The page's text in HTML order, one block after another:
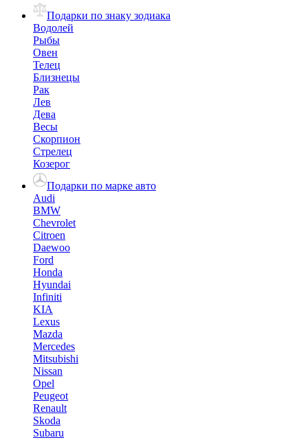
Подарки по знаку зодиака
Водолей
Рыбы
Овен
Телец
Близнецы
Рак
Лев
Дева
Весы
Скорпион
Стрелец
Козерог
Подарки по марке авто
Audi
BMW
Chevrolet
Citroen
Daewoo
Ford
Honda
Hyundai
Infiniti
KIA
Lexus
Mazda
Mercedes
Mitsubishi
Nissan
Opel
Peugeot
Renault
Skoda
Subaru